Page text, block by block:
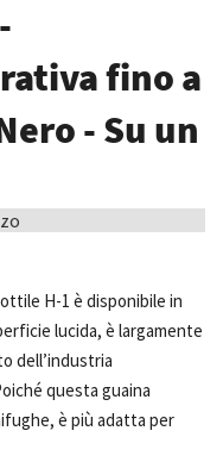
fino a
- Su un
H-1 è disponibile in
lucida, è largamente
dell’industria
questa guaina
è più adatta per